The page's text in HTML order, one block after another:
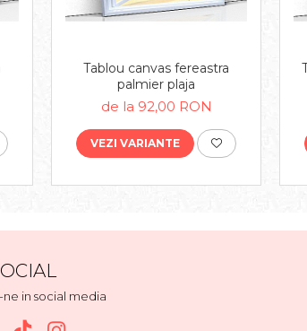
Tablou canvas fereastra
palmier plaja
de la 92,00 RON
VEZI VARIANTE
in social media